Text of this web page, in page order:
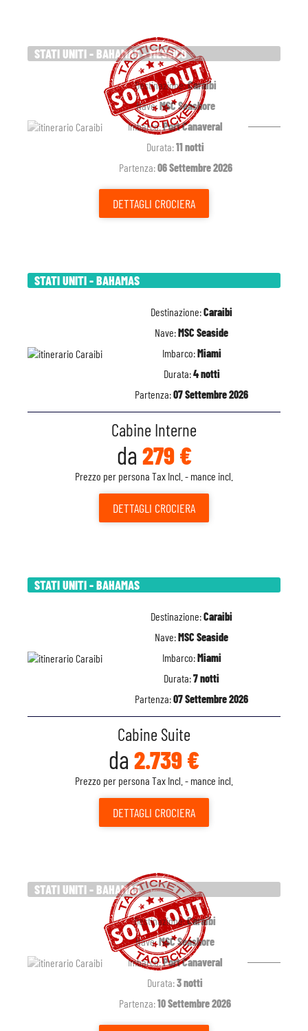
STATI UNITI - BAHAMAS - MESSICO
Destinazione:Caraibi
Nave:MSC Seashore
Imbarco:Port Canaveral
Durata:11 notti
Partenza:06 Settembre 2026
DETTAGLI CROCIERA
STATI UNITI - BAHAMAS
Destinazione:Caraibi
Nave:MSC Seaside
Imbarco:Miami
Durata:4 notti
Partenza:07 Settembre 2026
Cabine Interne
da 279 €
Prezzo per persona Tax Incl. - mance incl.
DETTAGLI CROCIERA
STATI UNITI - BAHAMAS
Destinazione:Caraibi
Nave:MSC Seaside
Imbarco:Miami
Durata:7 notti
Partenza:07 Settembre 2026
Cabine Suite
da 2.739 €
Prezzo per persona Tax Incl. - mance incl.
DETTAGLI CROCIERA
STATI UNITI - BAHAMAS
Destinazione:Caraibi
Nave:MSC Seashore
Imbarco:Port Canaveral
Durata:3 notti
Partenza:10 Settembre 2026